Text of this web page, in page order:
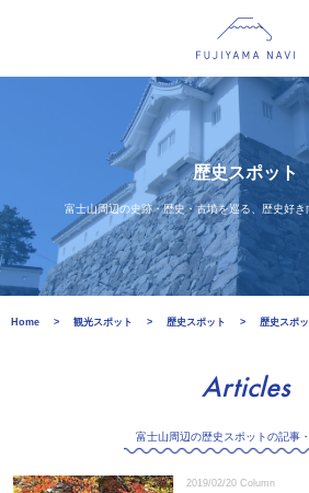
歴史スポット
富士山周辺の史跡・歴史・古墳を巡る、歴史好
Home 観光スポット 歴史スポット 歴史スポ
Articles
富士山周辺の歴史スポットの記事
2019/02/20 Column